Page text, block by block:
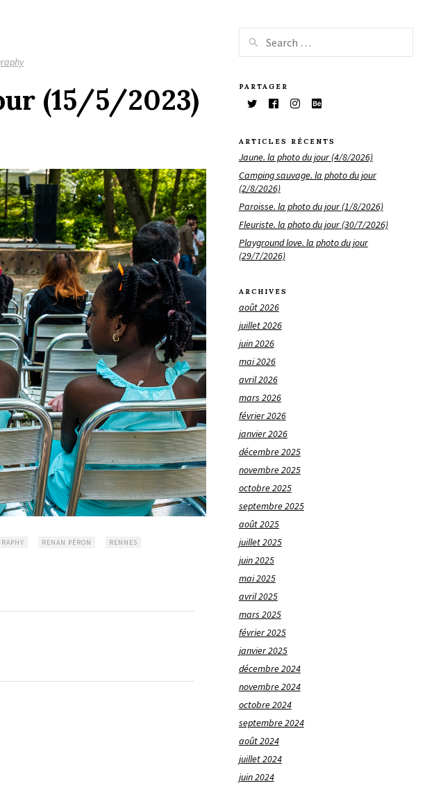
(15/5/2023)
RENAN PÉRON RENNES
PARTAGER
ARTICLES RÉCENTS
Jaune. la photo du jour (4/8/2026)
Camping sauvage. la photo du jour
(2/8/2026)
Paroisse. la photo du jour (1/8/2026)
Fleuriste. la photo du jour (30/7/2026)
Playground love. la photo du jour
(29/7/2026)
ARCHIVES
août 2026
juillet 2026
juin 2026
mai 2026
avril 2026
mars 2026
février 2026
janvier 2026
décembre 2025
novembre 2025
octobre 2025
septembre 2025
août 2025
juillet 2025
juin 2025
mai 2025
avril 2025
mars 2025
février 2025
janvier 2025
décembre 2024
novembre 2024
octobre 2024
septembre 2024
août 2024
juillet 2024
juin 2024